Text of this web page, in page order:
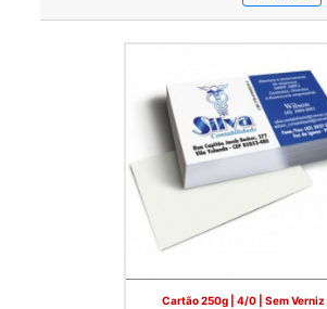
Cartão 250g | 4/0 | Sem Verniz